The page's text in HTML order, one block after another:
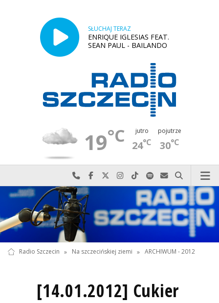
SŁUCHAJ TERAZ
ENRIQUE IGLESIAS FEAT.
SEAN PAUL - BAILANDO
19°C jutro
24°C
pojutrze
30°C
Najlepiej po prostu do nas zadzwoń
Odwiedź nas na Facebook-u
Odwiedź nas na X
Odwiedź nas na Instagram-ie
Odwiedź nas na TikTok-u
Szukaj nas na Spotify
Wyślij do nas
Szukaj
Radio Szczecin » Na szczecińskiej ziemi » ARCHIWUM - 2012
[14.01.2012] Cukier